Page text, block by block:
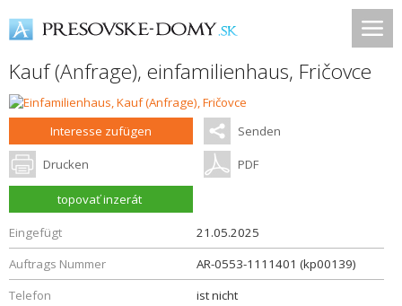
Kauf (Anfrage), einfamilienhaus, Fričovce
Interesse zufügen Senden
Drucken PDF
topovať inzerát
Eingefügt
21.05.2025
Auftrags Nummer
AR-0553-1111401 (kp00139)
Telefon
ist nicht